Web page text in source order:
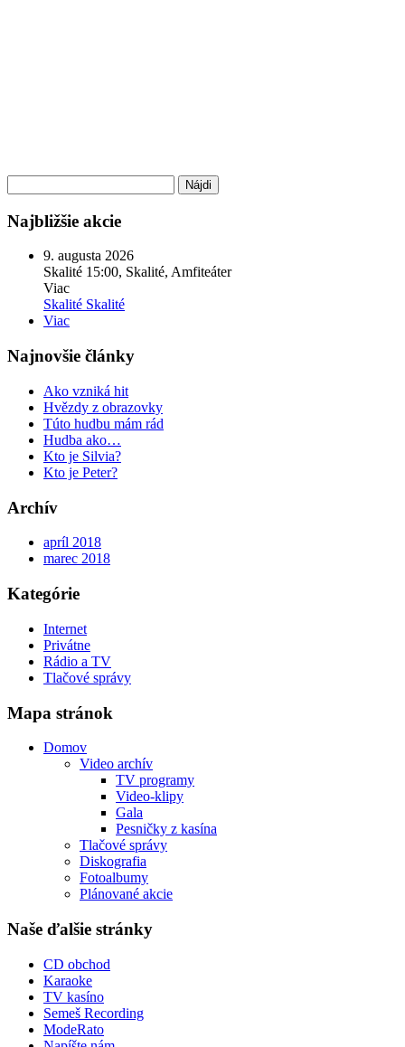
Najbližšie akcie
9. augusta 2026
Skalité 15:00, Skalité, Amfiteáter
Viac
Skalité Skalité
Viac
Najnovšie články
Ako vzniká hit
Hvězdy z obrazovky
Túto hudbu mám rád
Hudba ako…
Kto je Silvia?
Kto je Peter?
Archív
apríl 2018
marec 2018
Kategórie
Internet
Privátne
Rádio a TV
Tlačové správy
Mapa stránok
Domov
Video archív
TV programy
Video-klipy
Gala
Pesničky z kasína
Tlačové správy
Diskografia
Fotoalbumy
Plánované akcie
Naše ďalšie stránky
CD obchod
Karaoke
TV kasíno
Semeš Recording
ModeRato